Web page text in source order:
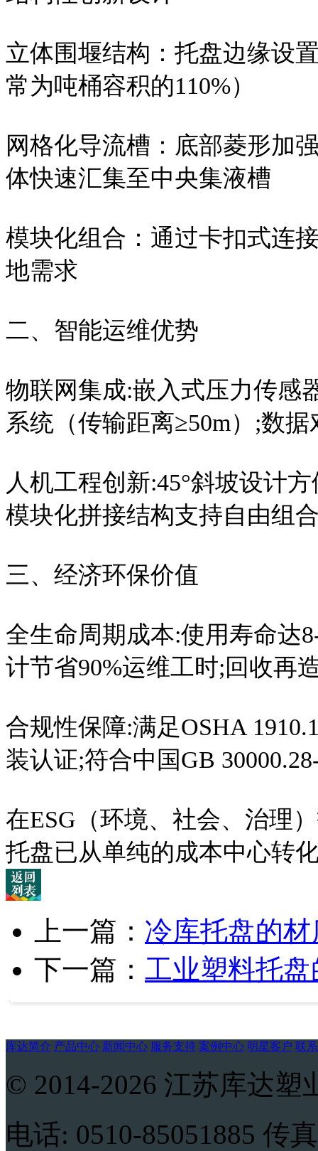
立体围堰结构：托盘边缘设
常为吨桶容积的110%）
网格化导流槽：底部菱形加
体快速汇集至中央集液槽
模块化组合：通过卡扣式连
地需求
二、智能运维优势
物联网集成:嵌入式压力传感
系统（传输距离≥50m）;数
人机工程创新:45°斜坡设计
模块化拼接结构支持自由组
三、经济环保价值
全生命周期成本:使用寿命达
计节省90%运维工时;回收再
合规性保障:满足OSHA
装认证;符合中国GB
在ESG（环境、社会、治理
托盘已从单纯的成本中心转
上一篇： 冷库托盘的
下一篇： 工业塑料托
库达简介 产品中心 新闻中心 服务支持 案例中心 明星客户 联
© 2014-2026 江苏库达
电话: 0510-85051885 传